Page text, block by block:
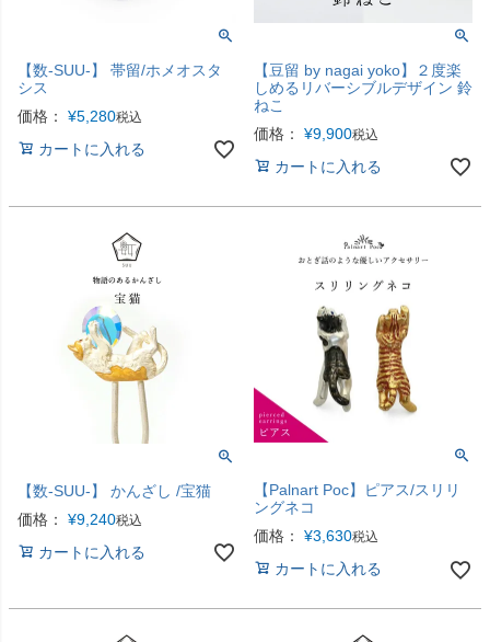
【数-SUU-】 帯留/ホメオスタ
シス
価格：
¥5,280税込
カートに入れる
【豆留 by nagai yoko】２度楽
しめるリバーシブルデザイン 鈴
ねこ
価格：
¥9,900税込
カートに入れる
【数-SUU-】 かんざし /宝猫
価格：
¥9,240税込
カートに入れる
【Palnart Poc】ピアス/スリリ
ングネコ
価格：
¥3,630税込
カートに入れる